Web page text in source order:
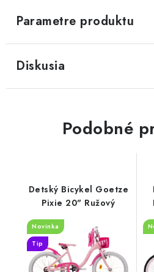
Parametre produktu
Diskusia
Podobné
Detský Bicykel Goetze
Pixie 20" Ružový
Novinka
Tip